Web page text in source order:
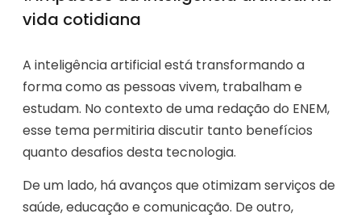
vida cotidiana
A inteligência artificial está transformando a
forma como as pessoas vivem, trabalham e
estudam. No contexto de uma redação do ENEM,
esse tema permitiria discutir tanto benefícios
quanto desafios desta tecnologia.
De um lado, há avanços que otimizam serviços de
saúde, educação e comunicação. De outro,